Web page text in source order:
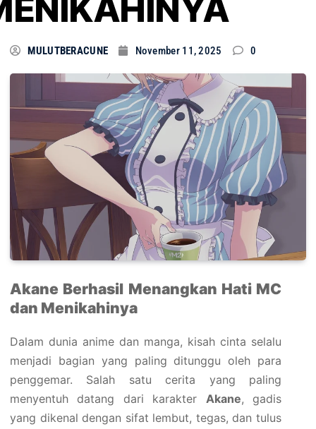
MULUTBERACUNE November 11, 2025 0
Akane Berhasil Menangkan Hati MC
dan Menikahinya
Dalam dunia anime dan manga, kisah cinta selalu
menjadi bagian yang paling ditunggu oleh para
penggemar. Salah satu cerita yang paling
menyentuh datang dari karakter Akane, gadis
yang dikenal dengan sifat lembut, tegas, dan tulus